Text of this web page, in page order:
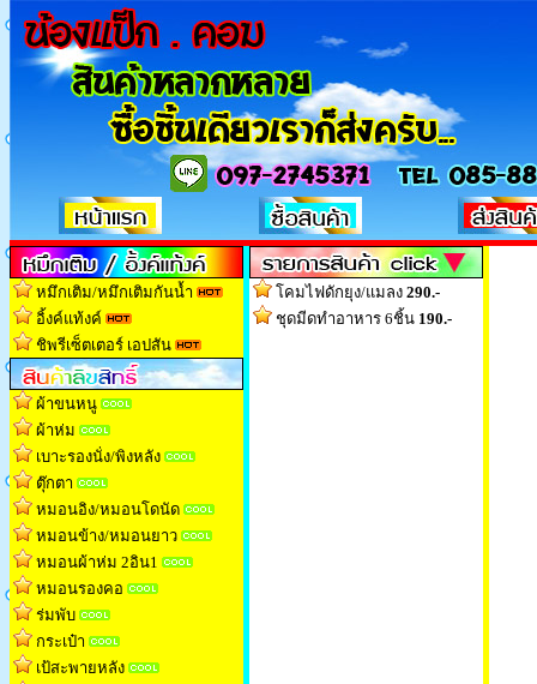
หมึกเติม/หมึกเติมกันน้ำ
อิ้งค์แท้งค์
ชิพรีเซ็ตเตอร์ เอปสัน
ผ้าขนหนู
ผ้าห่ม
เบาะรองนั่ง/พิงหลัง
ตุ๊กตา
หมอนอิง/หมอนโดนัด
หมอนข้าง/หมอนยาว
หมอนผ้าห่ม 2อิน1
หมอนรองคอ
ร่มพับ
กระเป๋า
เป้สะพายหลัง
โคมไฟดักยุง/แมลง 290.-
ชุดมีดทำอาหาร 6ชิ้น 190.-